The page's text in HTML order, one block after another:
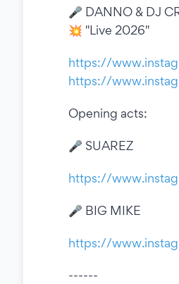
🎤 DANNO & DJ
💥 "Live 2026"
https://
https://
Opening acts:
🎤 SUAREZ
https://
🎤 BIG MIKE
https://
------